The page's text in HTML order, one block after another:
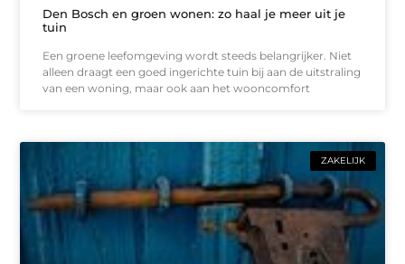
Den Bosch en groen wonen: zo haal je meer uit je
tuin
Een groene leefomgeving wordt steeds belangrijker. Niet
alleen draagt een goed ingerichte tuin bij aan de uitstraling
van een woning, maar ook aan het wooncomfort
ZAKELIJK